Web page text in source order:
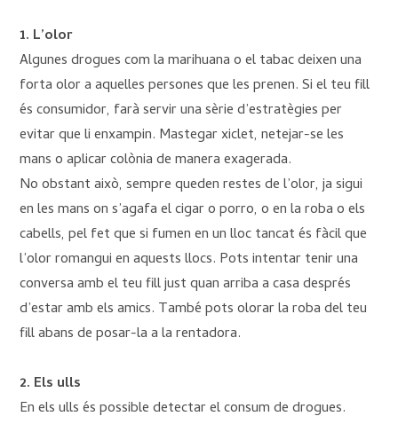
1. L’olor
Algunes drogues com la marihuana o el tabac deixen una
forta olor a aquelles persones que les prenen. Si el teu fill
és consumidor, farà servir una sèrie d’estratègies per
evitar que li enxampin. Mastegar xiclet, netejar-se les
mans o aplicar colònia de manera exagerada.
No obstant això, sempre queden restes de l’olor, ja sigui
en les mans on s’agafa el cigar o porro, o en la roba o els
cabells, pel fet que si fumen en un lloc tancat és fàcil que
l’olor romangui en aquests llocs. Pots intentar tenir una
conversa amb el teu fill just quan arriba a casa després
d’estar amb els amics. També pots olorar la roba del teu
fill abans de posar-la a la rentadora.
2. Els ulls
En els ulls és possible detectar el consum de drogues.